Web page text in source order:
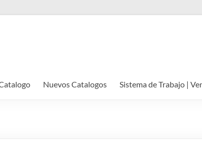
Nuevos Catalogos Sistema de Trabajo |